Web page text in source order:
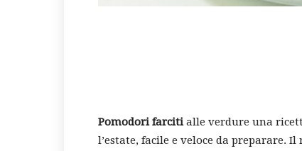
Pomodori farcitialle verdure una
l’estate, facile e veloce da preparare.